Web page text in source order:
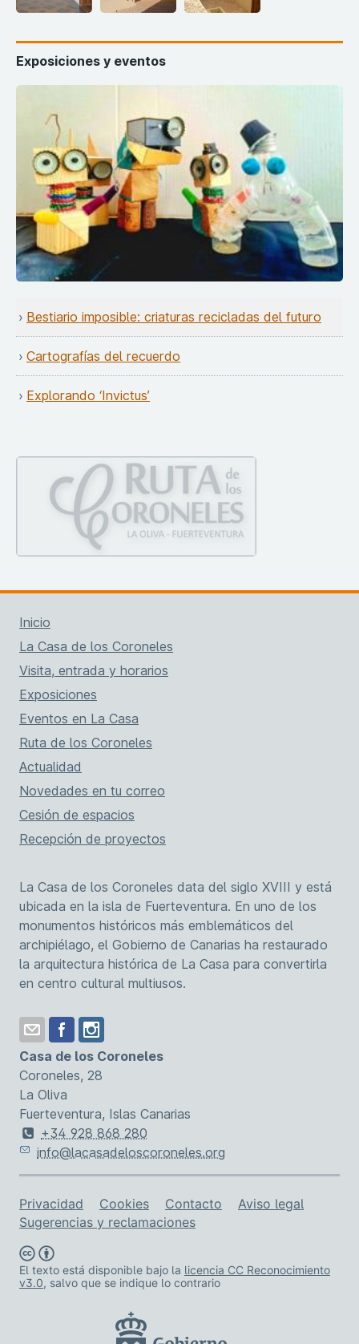
Exposiciones y eventos
Bestiario imposible: criaturas recicladas del futuro
Cartografías del recuerdo
Explorando ‘Invictus’
Inicio
La Casa de los Coroneles
Visita, entrada y horarios
Exposiciones
Eventos en La Casa
Ruta de los Coroneles
Actualidad
Novedades en tu correo
Cesión de espacios
Recepción de proyectos
La Casa de los Coroneles data del siglo XVIII y está
ubicada en la isla de Fuerteventura. En uno de los
monumentos históricos más emblemáticos del
archipiélago, el Gobierno de Canarias ha restaurado
la arquitectura histórica de La Casa para convertirla
en centro cultural multiusos.
Casa de los Coroneles
Coroneles, 28
La Oliva
Fuerteventura, Islas Canarias
+34 928 868 280
info@lacasadeloscoroneles.org
Enlaces de asistencia
Privacidad Cookies Contacto
Aviso legal
Sugerencias y reclamaciones
El texto está disponible bajo la licencia CC Reconocimiento
v3.0, salvo que se indique lo contrario